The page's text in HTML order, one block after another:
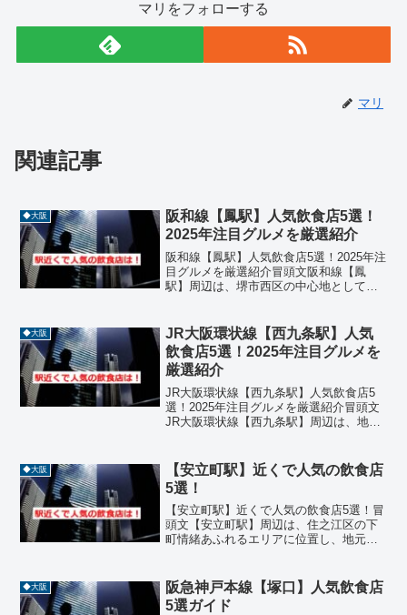
マリをフォローする
マリ
関連記事
◆大阪
阪和線【鳳駅】人気飲食店5選！
2025年注目グルメを厳選紹介
阪和線【鳳駅】人気飲食店5選！2025年注
目グルメを厳選紹介冒頭文阪和線【鳳
駅】周辺は、堺市西区の中心地として商
肉、うどん、焼き鳥、ふぐ料理などジャ
ンルも豊富で、ランチ...
◆大阪
JR大阪環状線【西九条駅】人気
飲食店5選！2025年注目グルメを
厳選紹介
JR大阪環状線【西九条駅】人気飲食店5
選！2025年注目グルメを厳選紹介冒頭文
JR大阪環状線【西九条駅】周辺は、地元
など、大阪らしい味を楽しめる店が多
く、観光客にも人気...
◆大阪
【安立町駅】近くで人気の飲食店
5選！
【安立町駅】近くで人気の飲食店5選！冒
頭文【安立町駅】周辺は、住之江区の下
町情緒あふれるエリアに位置し、地元の
スも良好で、ランチやディナーにぴった
りのグルメスポットが揃...
◆大阪
阪急神戸本線【塚口】人気飲食店
5選ガイド